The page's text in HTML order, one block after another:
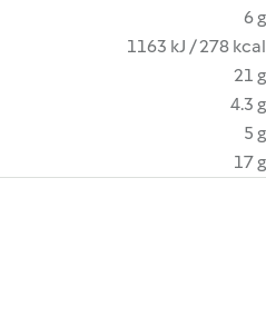
6 g
1163 kJ / 278 kcal
21 g
4.3 g
5 g
17 g